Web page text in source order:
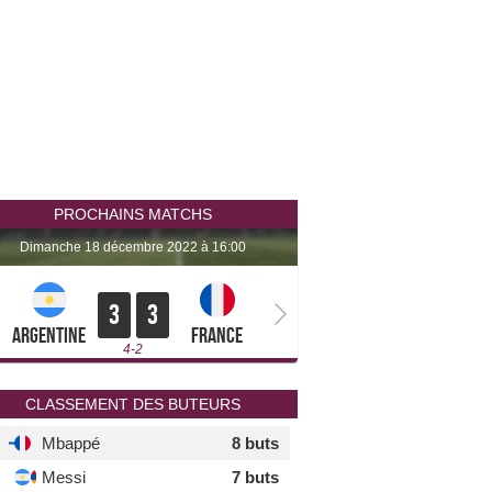
PROCHAINS MATCHS
dimanche 18 décembre 2022 à 16:00
Argentine
3 3
4-2
France
CLASSEMENT DES BUTEURS
Mbappé
8 buts
Messi
7 buts